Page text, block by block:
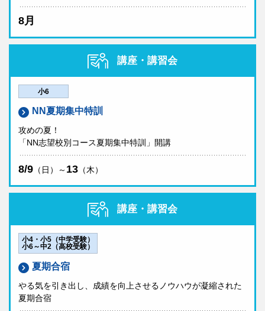
8月
講座・講習会
小6
NN夏期集中特訓
攻めの夏！
「NN志望校別コース夏期集中特訓」開講
8/9 （日）～ 13 （木）
講座・講習会
小4・小5（中学受験）
小6～中2（高校受験）
夏期合宿
やる気を引き出し、成績を向上させるノウハウが凝縮された
夏期合宿